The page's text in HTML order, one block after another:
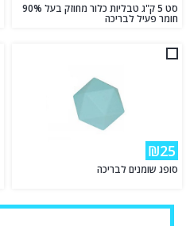
סט 5 ק"ג טבליות כלור מחוזק בעל 90%
חומר פעיל לבריכה
₪25
סופג שומנים לבריכה